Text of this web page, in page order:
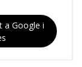
a Google i